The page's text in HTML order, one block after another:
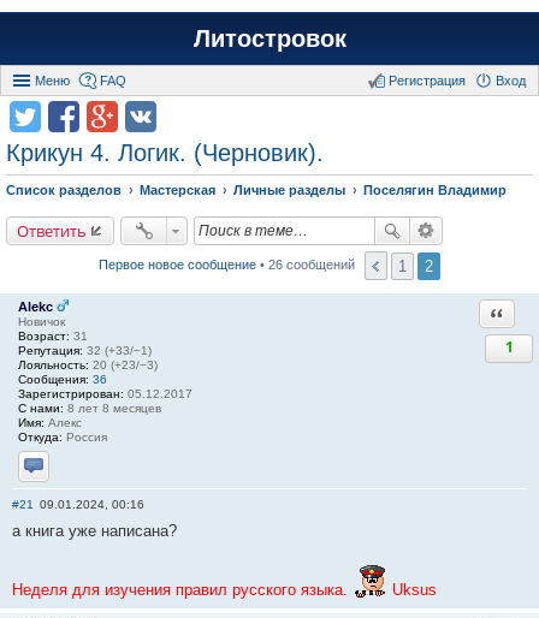
Литостровок
Меню FAQ Вход
Регистрация
Крикун 4. Логик. (Черновик).
Список разделов Мастерская Личные разделы Поселягин Владимир
Ответить
Первое новое сообщение • 26 сообщений 1 2
Alekc
Новичок
Возраст: 31
Репутация: 32 (+33/−1)
Лояльность: 20 (+23/−3)
Сообщения: 36
Зарегистрирован: 05.12.2017
С нами: 8 лет 8 месяцев
Имя: Алекс
Откуда: Россия
Отправить личное сообщение
1
#21 09.01.2024, 00:16
а книга уже написана?
Неделя для изучения правил русского языка. Uksus